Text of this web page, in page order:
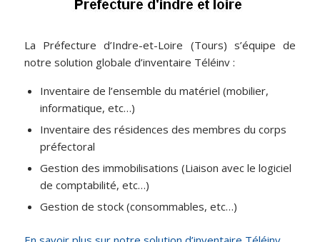
La Préfecture d’Indre-et-Loire (Tours) s’équipe de
notre solution globale d’inventaire Téléinv :
Inventaire de l’ensemble du matériel (mobilier,
informatique, etc…)
Inventaire des résidences des membres du corps
préfectoral
Gestion des immobilisations (Liaison avec le logiciel
de comptabilité, etc…)
Gestion de stock (consommables, etc…)